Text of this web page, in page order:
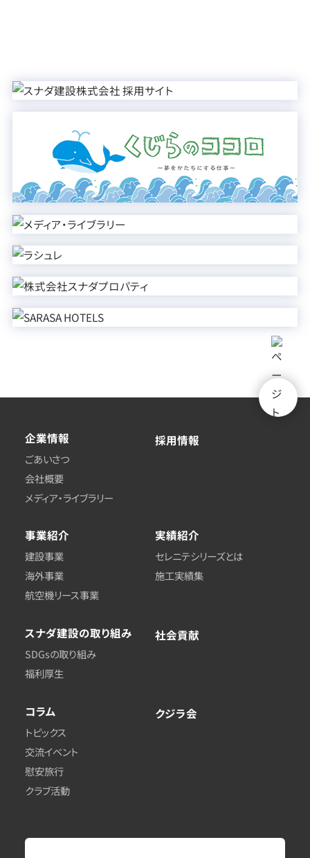
企業情報
ごあいさつ
会社概要
メディア・ライブラリー
採用情報
事業紹介
建設事業
海外事業
航空機リース事業
実績紹介
セレニテシリーズとは
施工実績集
スナダ建設の取り組み
SDGsの取り組み
福利厚生
社会貢献
コラム
トピックス
交流イベント
慰安旅行
クラブ活動
クジラ会